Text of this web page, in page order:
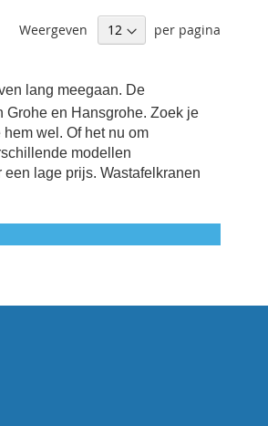
Weergeven per pagina
lang meegaan. De
Grohe en Hansgrohe.Zoek je
hem wel.Of het nu om
modellen
lage prijs. Wastafelkranen